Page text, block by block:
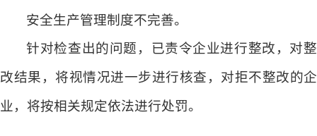
安全生产管理制度不完善。
针对检查出的问题，已责令企业进行整改，对整
改结果， 将视情况进一步进行核查 ，对拒不整改的企
业，将按相关规定依法进行处罚。